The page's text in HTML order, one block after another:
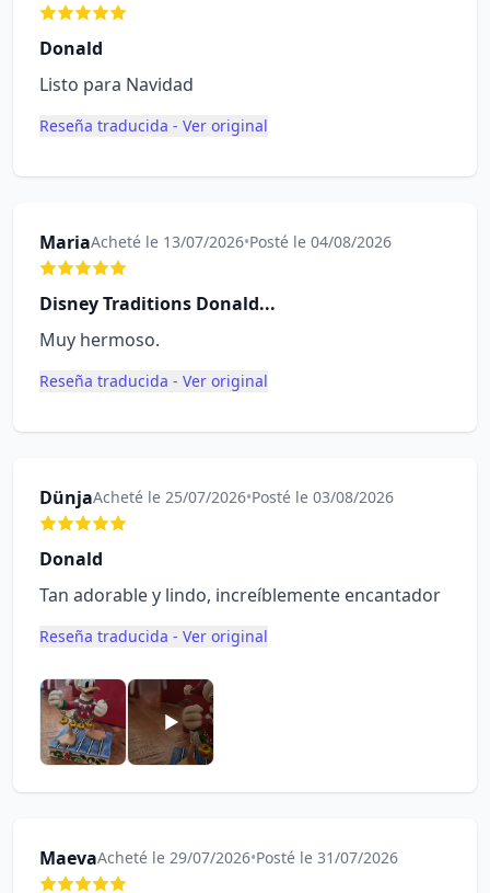
Donald
Listo para Navidad
Reseña traducida - Ver original
MariaAcheté le 13/07/2026•Posté le 04/08/2026
Disney Traditions Donald...
Muy hermoso.
Reseña traducida - Ver original
DünjaAcheté le 25/07/2026•Posté le 03/08/2026
Donald
Tan adorable y lindo, increíblemente encantador
Reseña traducida - Ver original
MaevaAcheté le 29/07/2026•Posté le 31/07/2026